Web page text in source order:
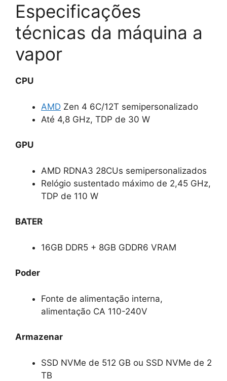
Especificações
técnicas da máquina a
vapor
CPU
AMD Zen 4 6C/12T semipersonalizado
Até 4,8 GHz, TDP de 30 W
GPU
AMD RDNA3 28CUs semipersonalizados
Relógio sustentado máximo de 2,45 GHz,
TDP de 110 W
BATER
16GB DDR5 + 8GB GDDR6 VRAM
Poder
Fonte de alimentação interna,
alimentação CA 110-240V
Armazenar
SSD NVMe de 512 GB ou SSD NVMe de 2
TB